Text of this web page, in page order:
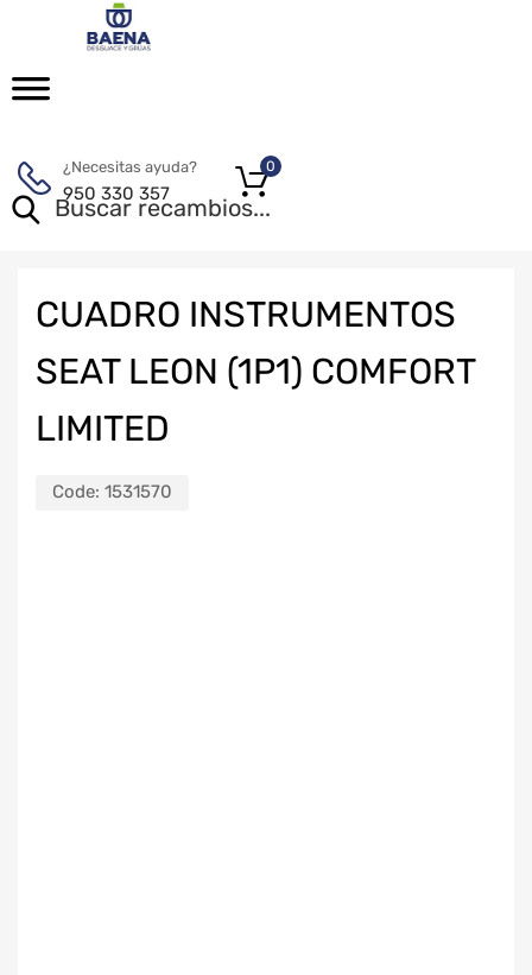
¿Necesitas ayuda?
950 330 357
0
CUADRO INSTRUMENTOS
SEAT LEON (1P1) COMFORT
LIMITED
Code: 1531570